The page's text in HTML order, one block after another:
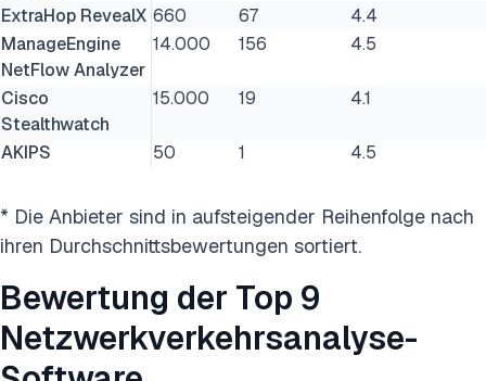
ExtraHop RevealX 660 67
4.4
ManageEngine
NetFlow Analyzer
14.000 156 4.5
Cisco
Stealthwatch
15.000 19 4.1
AKIPS 50 1 4.5
* Die Anbieter sind in aufsteigender Reihenfolge nach
ihren Durchschnittsbewertungen sortiert.
Bewertung der Top 9
Netzwerkverkehrsanalyse-